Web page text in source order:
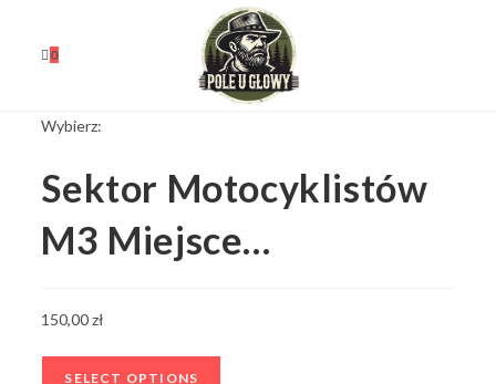
0
Wybierz:
Sektor Motocyklistów
M3 Miejsce…
150,00zł
SELECT OPTIONS